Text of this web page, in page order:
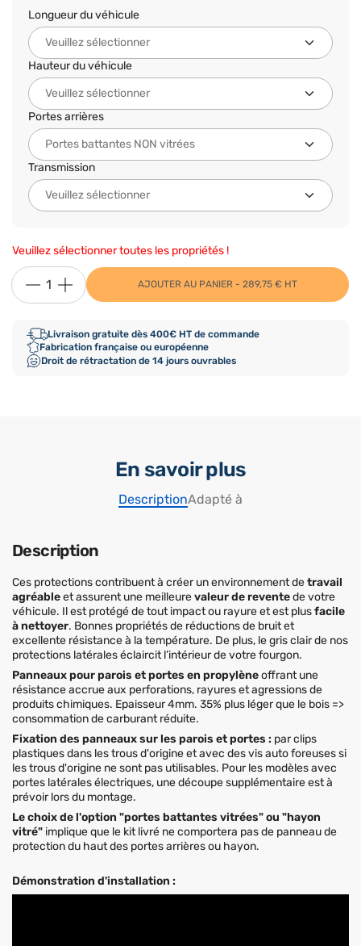
Longueur du véhicule
Hauteur du véhicule
Portes arrières
Transmission
Veuillez sélectionner toutes les propriétés !
AJOUTER AU PANIER - 289,75 € HT
Livraison gratuite dès 400€ HT de commande
Fabrication française ou européenne
Droit de rétractation de 14 jours ouvrables
En savoir plus
DescriptionAdapté à
Description
Ces protections contribuent à créer un environnement detravail
agréableet assurent une meilleurevaleur de reventede votre
véhicule. Il est protégé de tout impact ou rayure et est plusfacile
à nettoyer. Bonnes propriétés de réductions de bruit et
excellente résistance à la température. De plus, le gris clair de nos
protections latérales éclaircit l’intérieur de votre fourgon.
Panneaux pour parois et portes en propylèneoffrant une
résistance accrue aux perforations, rayures et agressions de
produits chimiques. Epaisseur 4mm. 35% plus léger que le bois =>
consommation de carburant réduite.
Fixation des panneaux sur les parois et portes : par clips
plastiques dans les trous d'origine et avec des vis auto foreuses si
les trous d'origine ne sont pas utilisables. Pour les modèles avec
portes latérales électriques, une découpe supplémentaire est à
prévoir lors du montage.
Le choix de l'option "portes battantes vitrées" ou "hayon
vitré" implique que le kit livré ne comportera pas de panneau de
protection du haut des portes arrières ou hayon.
Démonstration d'installation :